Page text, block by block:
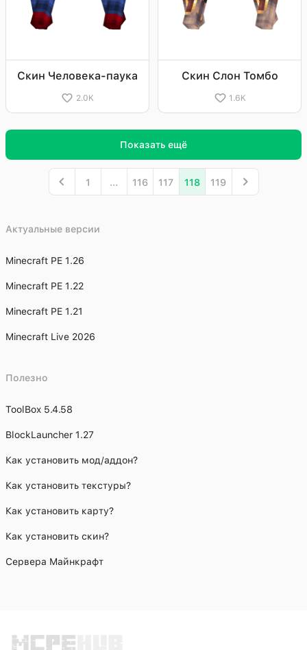
Скин Человека-паука
2.0K
Скин Слон Томбо
1.6K
Показать ещё
1 ... 116 117 118 119
Актуальные версии
Minecraft PE 1.26
Minecraft PE 1.22
Minecraft PE 1.21
Minecraft Live 2026
Полезно
ToolBox 5.4.58
BlockLauncher 1.27
Как установить мод/аддон?
Как установить текстуры?
Как установить карту?
Как установить скин?
Сервера Майнкрафт